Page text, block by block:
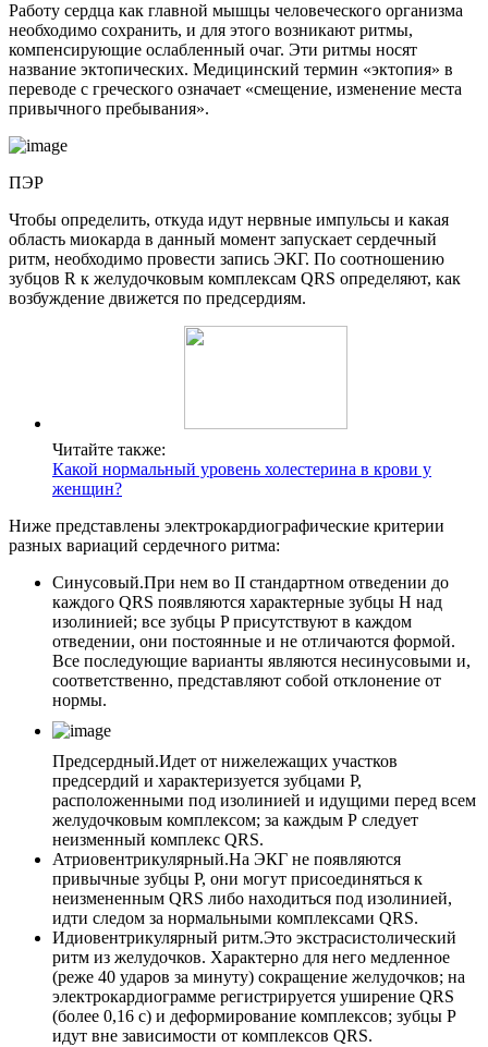
Работу сердца как главной мышцы человеческого организма
необходимо сохранить, и для этого возникают ритмы,
компенсирующие ослабленный очаг. Эти ритмы носят
название эктопических. Медицинский термин «эктопия» в
переводе с греческого означает «смещение, изменение места
привычного пребывания».
ПЭР
Чтобы определить, откуда идут нервные импульсы и какая
область миокарда в данный момент запускает сердечный
ритм, необходимо провести запись ЭКГ. По соотношению
зубцов R к желудочковым комплексам QRS определяют, как
возбуждение движется по предсердиям.
Читайте также:
Какой нормальный уровень холестерина в крови у
женщин?
Ниже представлены электрокардиографические критерии
разных вариаций сердечного ритма:
Синусовый.При нем во II стандартном отведении до
каждого QRS появляются характерные зубцы H над
изолинией; все зубцы P присутствуют в каждом
отведении, они постоянные и не отличаются формой.
Все последующие варианты являются несинусовыми и,
соответственно, представляют собой отклонение от
нормы.
Предсердный.Идет от нижележащих участков
предсердий и характеризуется зубцами Р,
расположенными под изолинией и идущими перед всем
желудочковым комплексом; за каждым Р следует
неизменный комплекс QRS.
Атриовентрикулярный.На ЭКГ не появляются
привычные зубцы P, они могут присоединяться к
неизмененным QRS либо находиться под изолинией,
идти следом за нормальными комплексами QRS.
Идиовентрикулярный ритм.Это экстрасистолический
ритм из желудочков. Характерно для него медленное
(реже 40 ударов за минуту) сокращение желудочков; на
электрокардиограмме регистрируется уширение QRS
(более 0,16 с) и деформирование комплексов; зубцы P
идут вне зависимости от комплексов QRS.